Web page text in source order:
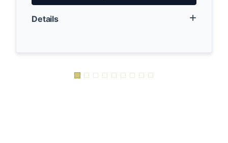
Details